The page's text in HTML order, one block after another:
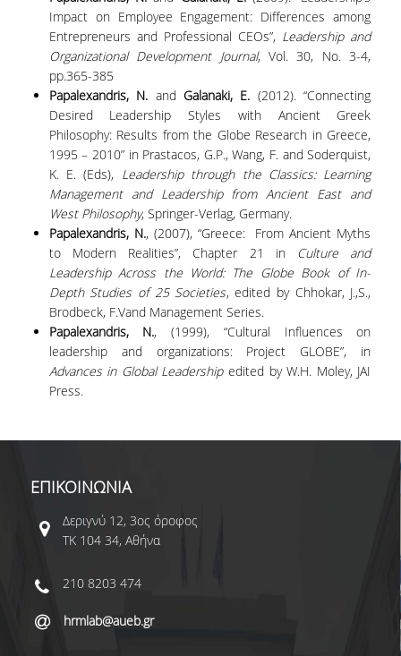
Impact on Employee Engagement: Differences among
Entrepreneurs and Professional CΕΟs”, Leadership and
Organizational Development Journal, Vol. 30, No. 3-4,
pp.365-385
Papalexandris, N. and Galanaki, E. (2012). “Connecting
Desired Leadership Styles with Ancient Greek
Philosophy: Results from the Globe Research in Greece,
1995 – 2010” in Prastacos, G.P., Wang, F. and Soderquist,
K. E. (Eds), Leadership through the Classics: Learning
Management and Leadership from Ancient East and
West Philosophy, Springer-Verlag, Germany.
Papalexandris, N., (2007), “Greece: From Ancient Myths
to Modern Realities”, Chapter 21 in Culture and
Leadership Across the World: The Globe Book of In-
Depth Studies of 25 Societies, edited by Chhokar, J.,S.,
Brodbeck, F.Vand Management Series.
Papalexandris, Ν., (1999), “Cultural Influences on
leadership and organizations: Project GLOBE”, in
Advances in Global Leadership edited by W.H. Moley, JAI
Press.
ΕΠΙΚΟΙΝΩΝΙΑ
Δεριγνύ 12, 3ος όροφος
ΤΚ 104 34, Αθήνα
210 8203 474
hrmlab@aueb.gr